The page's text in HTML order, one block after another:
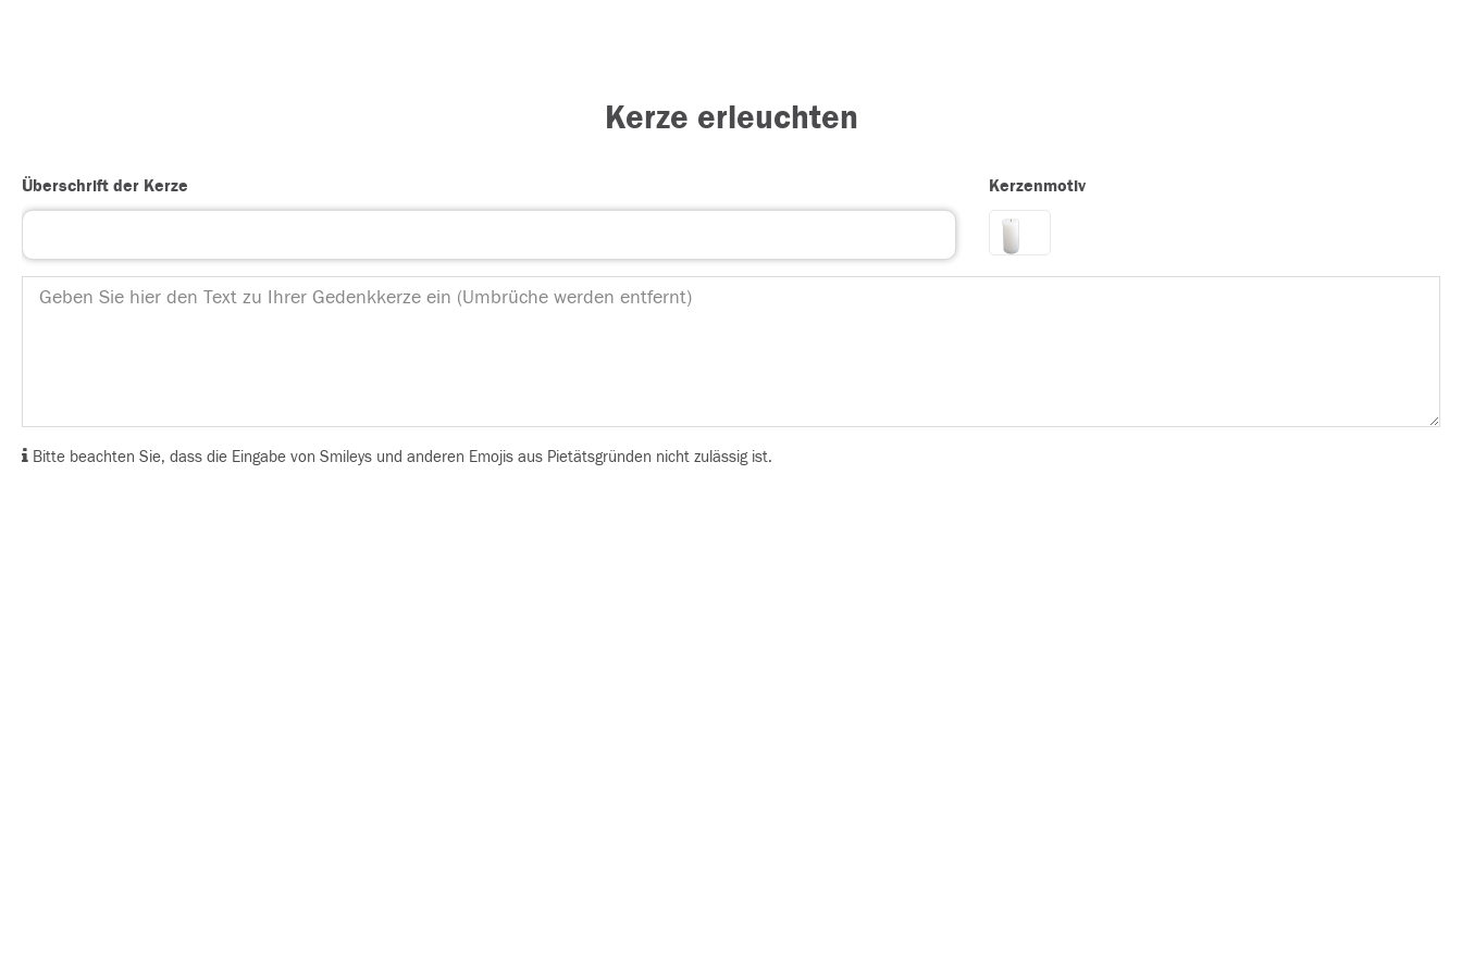
Kerze erleuchten
Überschrift der Kerze Kerzenmotiv
Bitte beachten Sie, dass die Eingabe von Smileys und anderen Emojis aus Pietätsgründen nicht zulässig ist.